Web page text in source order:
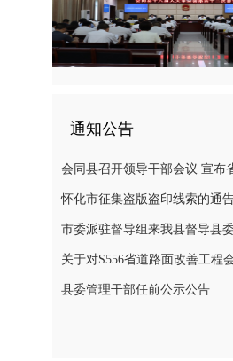
通知公告
怀化市征集盗版盗印线索的通
市委派驻督导组来我县督导县
县委管理干部任前公示公告